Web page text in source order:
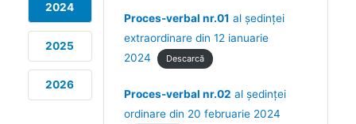
2024
2025
2026
Proces-verbal nr.01 al ședinței
extraordinare din 12 ianuarie
2024
Descarcă
Proces-verbal nr.02 al ședinței
ordinare din 20 februarie 2024